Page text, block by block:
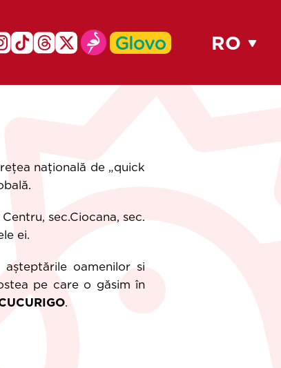
RECICAFEADESERT
RO
națională de „quick
sec.Ciocana, sec.
ei.
oamenilor si
pe care o găsim în
.